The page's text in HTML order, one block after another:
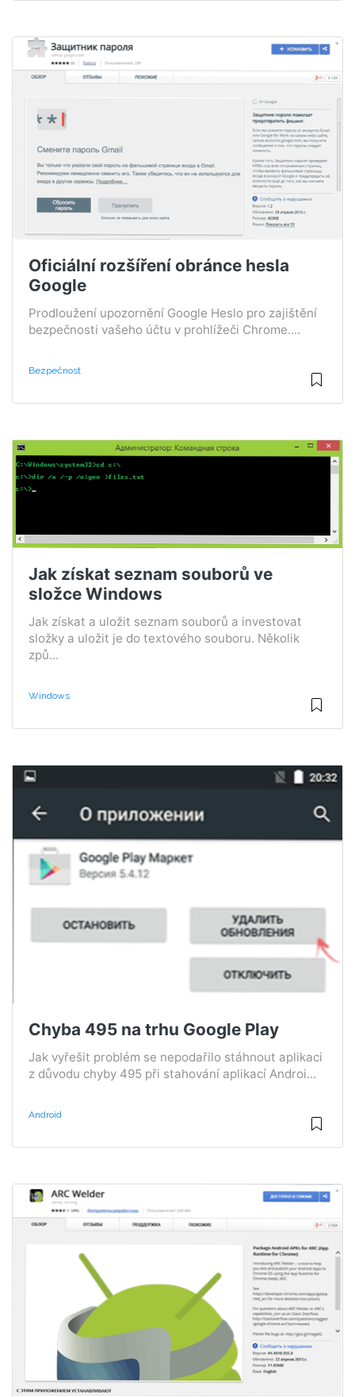
Oficiální rozšíření obránce hesla
Google
Prodloužení upozornění Google Heslo pro zajištění
bezpečnosti vašeho účtu v prohlížeči Chrome....
Bezpečnost
Jak získat seznam souborů ve
složce Windows
Jak získat a uložit seznam souborů a investovat
složky a uložit je do textového souboru. Několik
způ...
Windows
Chyba 495 na trhu Google Play
Jak vyřešit problém se nepodařilo stáhnout aplikaci
z důvodu chyby 495 při stahování aplikací Androi...
Android